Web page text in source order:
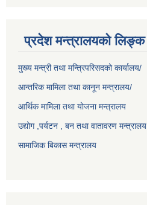
प्रदेश मन्त्रालयको लिङ्क
मुख्य मन्त्री तथा मन्त्रिपरिसदको कार्यालय/
आन्तरिक मामिला तथा कानून मन्त्रालय/
आर्थिक मामिला तथा योजना मन्त्रालय
उद्योग ,पर्यटन , बन तथा वातावरण मन्त्रालय
सामाजिक बिकास मन्त्रालय